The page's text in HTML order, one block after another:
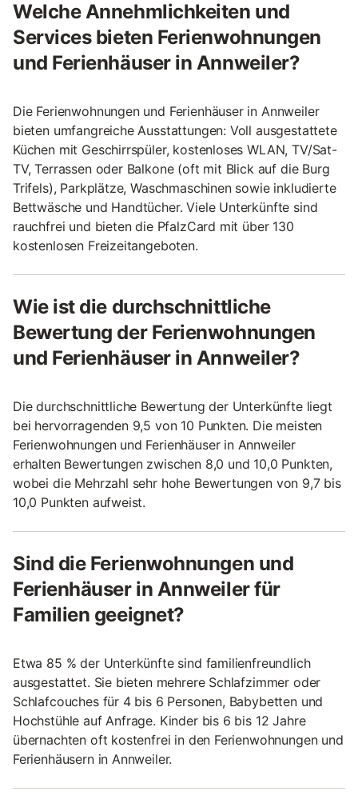
Welche Annehmlichkeiten und
Services bieten Ferienwohnungen
und Ferienhäuser in Annweiler?
Die Ferienwohnungen und Ferienhäuser in Annweiler
bieten umfangreiche Ausstattungen: Voll ausgestattete
Küchen mit Geschirrspüler, kostenloses WLAN, TV/Sat-
TV, Terrassen oder Balkone (oft mit Blick auf die Burg
Trifels), Parkplätze, Waschmaschinen sowie inkludierte
Bettwäsche und Handtücher. Viele Unterkünfte sind
rauchfrei und bieten die PfalzCard mit über 130
kostenlosen Freizeitangeboten.
Wie ist die durchschnittliche
Bewertung der Ferienwohnungen
und Ferienhäuser in Annweiler?
Die durchschnittliche Bewertung der Unterkünfte liegt
bei hervorragenden 9,5 von 10 Punkten. Die meisten
Ferienwohnungen und Ferienhäuser in Annweiler
erhalten Bewertungen zwischen 8,0 und 10,0 Punkten,
wobei die Mehrzahl sehr hohe Bewertungen von 9,7 bis
10,0 Punkten aufweist.
Sind die Ferienwohnungen und
Ferienhäuser in Annweiler für
Familien geeignet?
Etwa 85 % der Unterkünfte sind familienfreundlich
ausgestattet. Sie bieten mehrere Schlafzimmer oder
Schlafcouches für 4 bis 6 Personen, Babybetten und
Hochstühle auf Anfrage. Kinder bis 6 bis 12 Jahre
übernachten oft kostenfrei in den Ferienwohnungen und
Ferienhäusern in Annweiler.